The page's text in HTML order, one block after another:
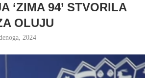
‘ZIMA 94’ STVORILA
OLUJU
2024